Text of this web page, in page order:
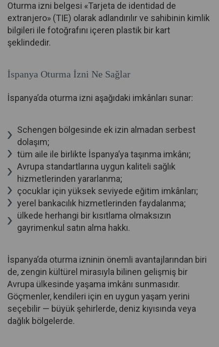
Oturma izni belgesi «Tarjeta de identidad de
extranjero» (TIE) olarak adlandırılır ve sahibinin kimlik
bilgileri ile fotoğrafını içeren plastik bir kart
şeklindedir.
İspanya Oturma İzni Ne Sağlar
İspanya’da oturma izni aşağıdaki imkânları sunar:
Schengen bölgesinde ek izin almadan serbest
dolaşım;
tüm aile ile birlikte İspanya’ya taşınma imkânı;
Avrupa standartlarına uygun kaliteli sağlık
hizmetlerinden yararlanma;
çocuklar için yüksek seviyede eğitim imkânları;
yerel bankacılık hizmetlerinden faydalanma;
ülkede herhangi bir kısıtlama olmaksızın
gayrimenkul satın alma hakkı.
İspanya’da oturma izninin önemli avantajlarından biri
de, zengin kültürel mirasıyla bilinen gelişmiş bir
Avrupa ülkesinde yaşama imkânı sunmasıdır.
Göçmenler, kendileri için en uygun yaşam yerini
seçebilir — büyük şehirlerde, deniz kıyısında veya
dağlık bölgelerde.